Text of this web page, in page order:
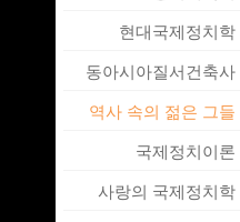
현대국제정치학
동아시아질서건축사
역사 속의 젊은 그들
국제정치이론
사랑의 국제정치학